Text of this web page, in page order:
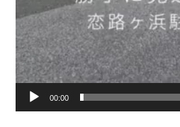
00:00